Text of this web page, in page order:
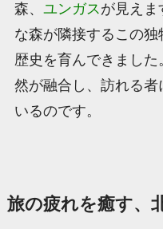
森、 ユンガスが見えま
な森が隣接するこの
歴史を育んできまし
然が融合し、訪れる
いるのです。
旅の疲れを癒す、